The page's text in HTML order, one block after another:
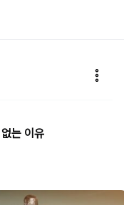
는 이유